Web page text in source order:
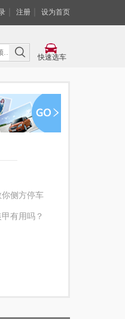
注册 设为首页
快速选车
侧方停车
有用吗？